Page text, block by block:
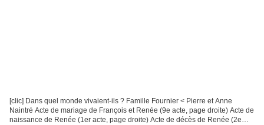
[clic] Dans quel monde vivaient-ils ? Famille Fournier < Pierre et Anne
Naintré Acte de mariage de François et Renée (9e acte, page droite) Acte de
naissance de Renée (1er acte, page droite) Acte de décès de Renée (2e